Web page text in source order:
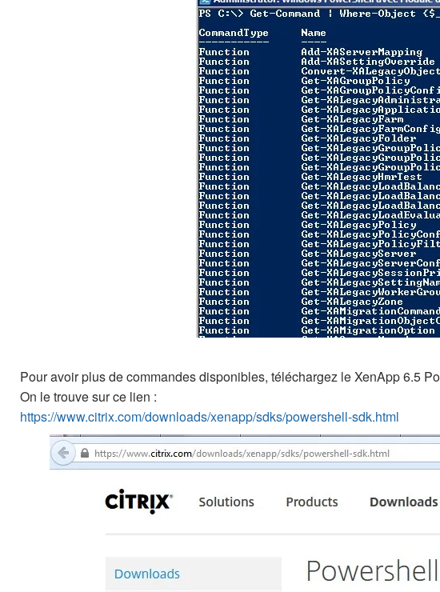
Pour avoir plus de commandes disponibles, téléchargez le XenApp 6.5
On le trouve sur ce lien :
https://www.citrix.com/downloads/xenapp/sdks/powershell-sdk.html